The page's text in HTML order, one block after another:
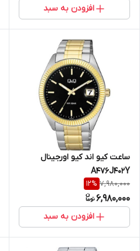
افزودن به سبد
ساعت کیو اند کیو اورجینال
A476J402Y
7,980,000
12%
6,980,000
افزودن به سبد